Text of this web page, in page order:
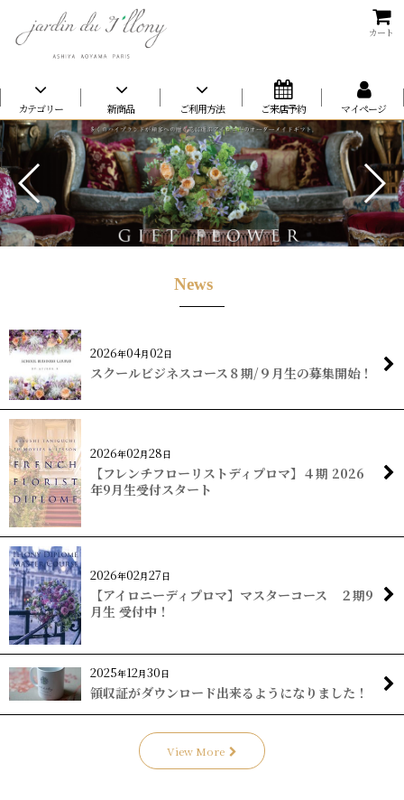
カート
カテゴリー 新商品 ご利用方法 ご来店予約 マイページ
News
2026年04月02日
スクールビジネスコース８期/９月生の募集開始！
2026年02月28日
【フレンチフローリストディプロマ】４期 2026
年9月生受付スタート
2026年02月27日
【アイロニーディプロマ】マスターコース ２期9
月生 受付中！
2025年12月30日
領収証がダウンロード出来るようになりました！
View More